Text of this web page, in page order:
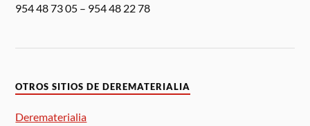
954 48 73 05 – 954 48 22 78
OTROS SITIOS DE DEREMATERIALIA
Derematerialia